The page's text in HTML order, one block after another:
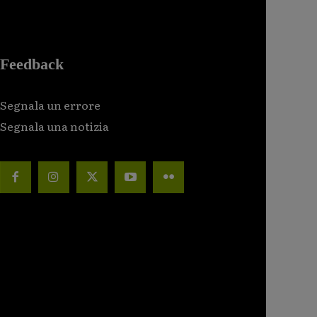
Feedback
Segnala un errore
Segnala una notizia